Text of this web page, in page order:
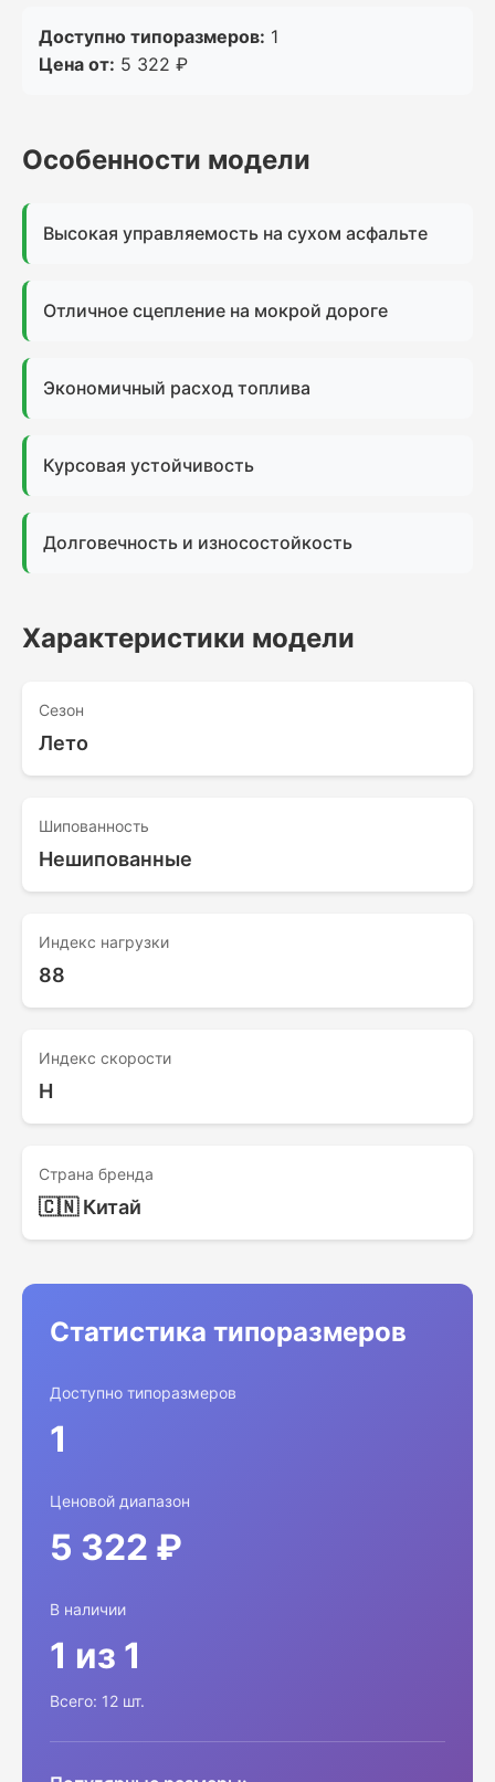
Доступно типоразмеров: 1
Цена от: 5 322 ₽
Особенности модели
Высокая управляемость на сухом асфальте
Отличное сцепление на мокрой дороге
Экономичный расход топлива
Курсовая устойчивость
Долговечность и износостойкость
Характеристики модели
Сезон
Лето
Шипованность
Нешипованные
Индекс нагрузки
88
Индекс скорости
H
Страна бренда
🇨🇳 Китай
Статистика типоразмеров
Доступно типоразмеров
1
Ценовой диапазон
5 322 ₽
В наличии
1 из 1
Всего: 12 шт.